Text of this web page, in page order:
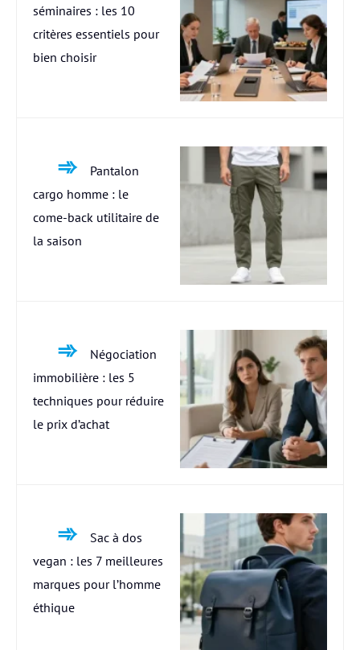
séminaires : les 10
critères essentiels pour
bien choisir
Pantalon
cargo homme : le
come-back utilitaire de
la saison
Négociation
immobilière : les 5
techniques pour réduire
le prix d’achat
Sac à dos
vegan : les 7 meilleures
marques pour l’homme
éthique